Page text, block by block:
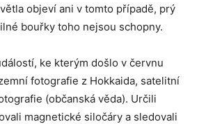
objeví ani v tomto případě, prý
bouřky toho nejsou schopny.
ke kterým došlo v červnu
fotografie z Hokkaida, satelitní
(občanská věda). Určili
magnetické siločáry a sledovali